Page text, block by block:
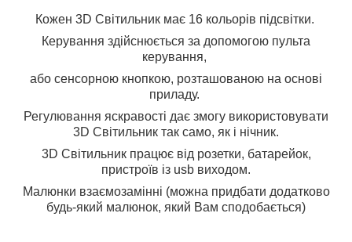
Кожен 3D Світильник має 16 кольорів підсвітки.
Керування здійснюється за допомогою пульта
керування,
або сенсорною кнопкою, розташованою на основі
приладу.
Регулювання яскравості дає змогу використовувати
3D Світильник так само, як і нічник.
3D Світильник працює від розетки, батарейок,
пристроїв із usb виходом.
Малюнки взаємозамінні (можна придбати додатково
будь-який малюнок, який Вам сподобається)